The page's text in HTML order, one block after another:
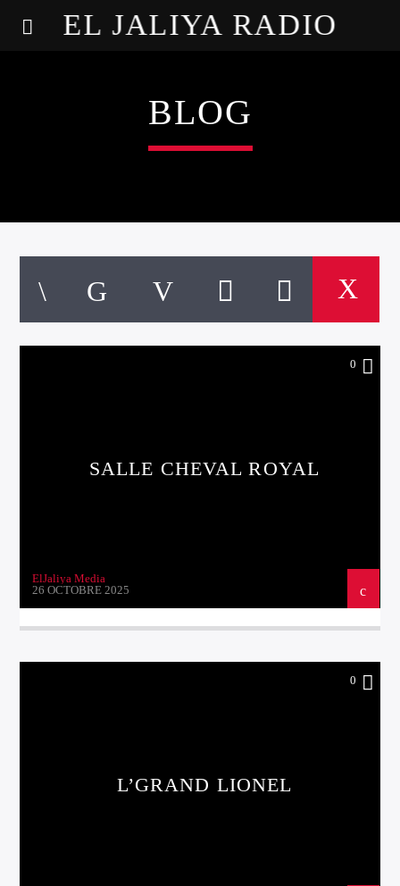
EL JALIYA RADIO
BLOG
0
SALLE CHEVAL ROYAL
ElJaliya Media
26 OCTOBRE 2025
0
L’GRAND LIONEL